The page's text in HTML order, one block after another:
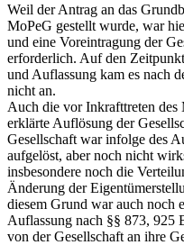
Weil der Antrag an das
MoPeG gestellt wurde, war
und eine Voreintragung der
erforderlich. Auf den
und Auflassung kam es nach
nicht an.
Auch die vor Inkrafttreten des
erklärte Auflösung der
Gesellschaft war infolge des
aufgelöst, aber noch nicht
insbesondere noch die
Änderung der
diesem Grund war auch noch
Auflassung nach §§ 873, 925
von der Gesellschaft an ihre